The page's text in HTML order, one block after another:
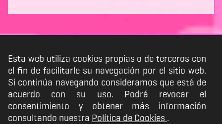
Los Krom Khali de Barbie™ poseen un
tamaño ideal. A unadiadema muy ligera y
adaptable, se suman unasalmohadillas
extrasuaves
, lo que hará que no los notes
aunque los tengas puestos durante todo el
Esta web utiliza cookies propias o de terceros con
el fin de facilitarle su navegación por el sitio web.
Si continúa navegando consideramos que está de
acuerdo con su uso. Podrá revocar el
consentimiento y obtener más información
consultando nuestra Política de Cookies .